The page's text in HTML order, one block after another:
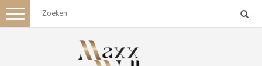
Toggle
navigation